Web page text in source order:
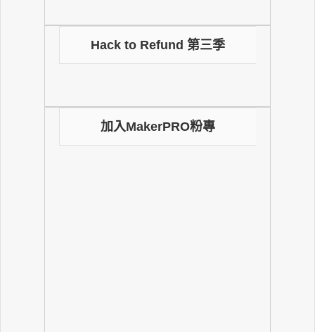
Hack to Refund 第三季
加入MakerPRO粉專